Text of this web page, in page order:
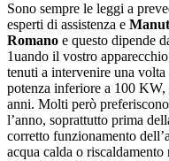
Sono sempre le leggi a
esperti di assistenza e
Romano e questo dipende
1uando il vostro
tenuti a intervenire una
potenza inferiore a 100
anni. Molti però
l’anno, soprattutto prima
corretto funzionamento
acqua calda o